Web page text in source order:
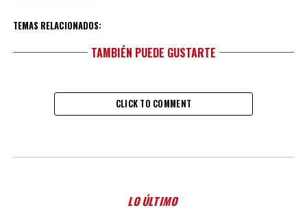
TEMAS RELACIONADOS:
TAMBIÉN PUEDE GUSTARTE
CLICK TO COMMENT
LO ÚLTIMO